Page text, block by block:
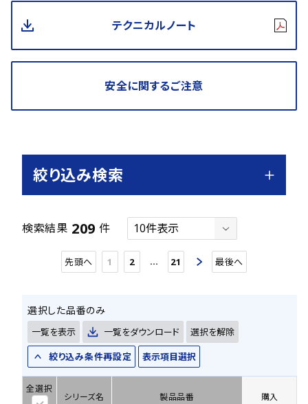
テクニカルノート
安全に関するご注意
絞り込み検索
検索結果 209 件
先頭へ 1 2 … 21 最後へ
選択した品番のみ
一覧を表示 一覧をダウンロード
選択を解除
絞り込み条件再設定
表示項目選択
全選択
シリーズ名 製品品番 購入